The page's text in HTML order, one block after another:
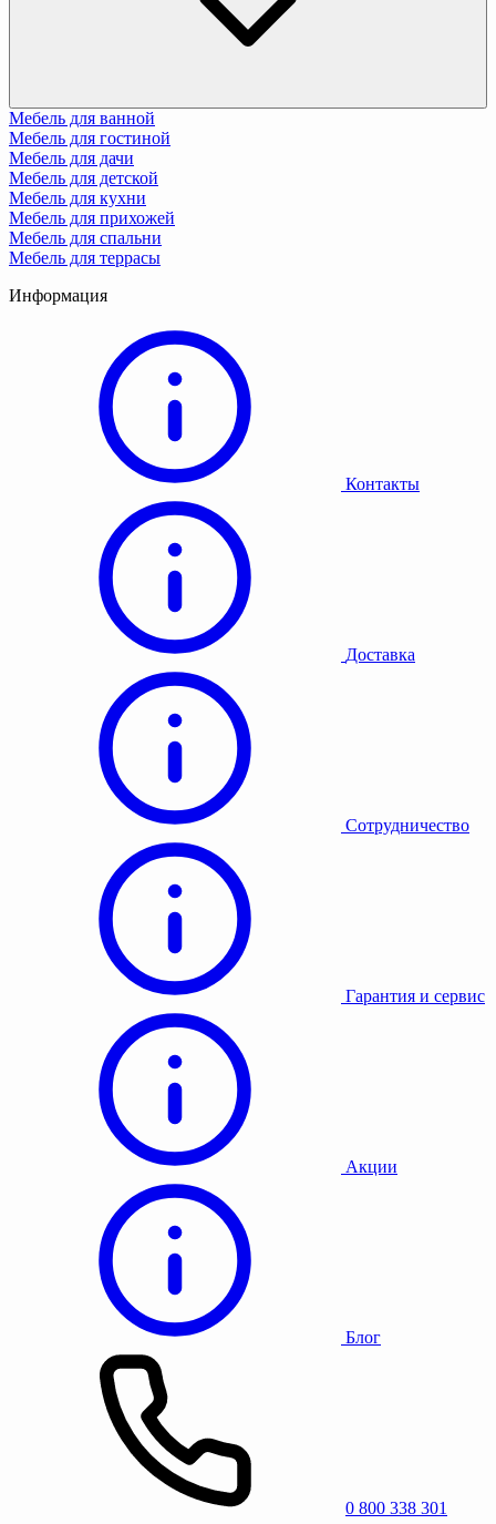
Мебель для ванной
Мебель для гостиной
Мебель для дачи
Мебель для детской
Мебель для кухни
Мебель для прихожей
Мебель для спальни
Мебель для террасы
Информация
Контакты
Доставка
Сотрудничество
Гарантия и сервис
Акции
Блог
0 800 338 301